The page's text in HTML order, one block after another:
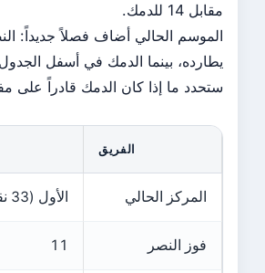
مقابل 14 للدمك.
الموسم الحالي أضاف فصلاً جديداً:
يطارده، بينما الدمك في أسفل الجدول.
ستحدد ما إذا كان الدمك قادراً على
الفريق
المركز الحالي الأول (33 نقطة)
فوز النصر